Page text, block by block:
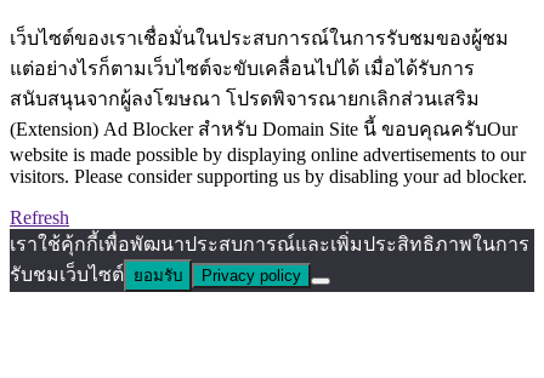
เว็บไซต์ของเราเชื่อมั่นในประสบการณ์ในการรับชมของผู้ชม
แต่อย่างไรก็ตามเว็บไซต์จะขับเคลื่อนไปได้ เมื่อได้รับการ
สนับสนุนจากผู้ลงโฆษณา โปรดพิจารณายกเลิกส่วนเสริม
(Extension) Ad Blocker สำหรับ Domain Site นี้ ขอบคุณครับOur
website is made possible by displaying online advertisements to our
visitors. Please consider supporting us by disabling your ad blocker.
Refresh
เราใช้คุ้กกี้เพื่อพัฒนาประสบการณ์และเพิ่มประสิทธิภาพในการ
รับชมเว็บไซต์ ยอมรับ Privacy policy